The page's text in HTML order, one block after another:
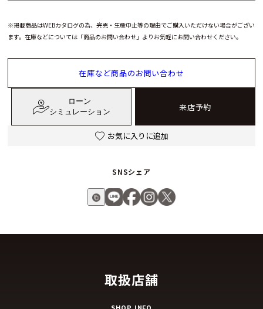
※掲載商品はWEBカタログの為、完売・生産中止等の理由でご購入いただけない場合がござい
ます。在庫などについては「商品のお問い合わせ」よりお気軽にお問い合わせください。
在庫など商品のお問い合わせ
ローン
シミュレーション
来店予約
お気に入りに追加
SNSシェア
取扱店舗